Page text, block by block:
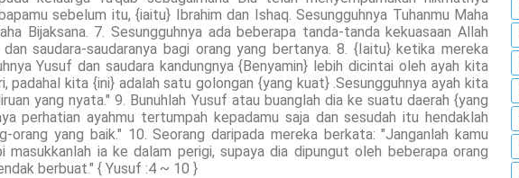
sebelum itu, {iaitu} Ibrahim dan Ishaq. Sesungguhnya Tuhanmu Maha
Bijaksana. 7. Sesungguhnya ada beberapa tanda-tanda kekuasaan Allah
saudara-saudaranya bagi orang yang bertanya. 8. {Iaitu} ketika mereka
Yusuf dan saudara kandungnya {Benyamin} lebih dicintai oleh ayah kita
padahal kita {ini} adalah satu golongan {yang kuat} .Sesungguhnya ayah kita
yang nyata." 9. Bunuhlah Yusuf atau buanglah dia ke suatu daerah {yang
perhatian ayahmu tertumpah kepadamu saja dan sesudah itu hendaklah
orang yang baik." 10. Seorang daripada mereka berkata: "Janganlah kamu
masukkanlah ia ke dalam perigi, supaya dia dipungut oleh beberapa orang
berbuat." { Yusuf :4 ~ 10 }